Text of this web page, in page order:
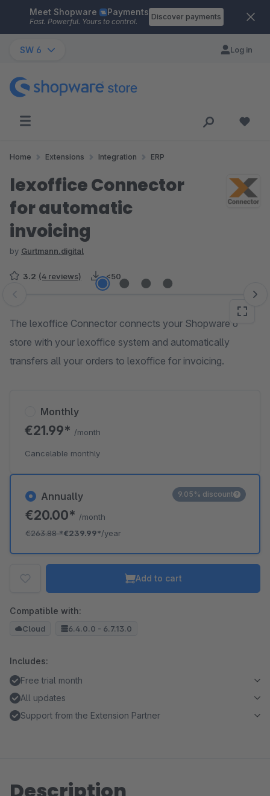
Skip to main content
Meet Shopware Payments
Fast. Powerful. Yours to control.
Discover payments
SW 6 Log in
Home Extensions Integration ERP
lexoffice Connector
for automatic
invoicing
by Gurtmann.digital
3.2 (4 reviews) <50
Skip image gallery
The lexoffice Connector connects your Shopware 6
store with your lexoffice system and automatically
transfers all your orders to lexoffice for invoicing.
Annually
€20.00* /month
€263.88*€239.99*/year
9.05% discount
Monthly
€21.99* /month
Cancelable monthly
Add to cart
Compatible with:
Cloud 6.4.0.0 - 6.7.13.0
Includes:
Free trial month
All updates
Support from the Extension Partner